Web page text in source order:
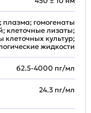
плазма; гомогенаты
клеточные лизаты;
клеточных культур;
жидкости
62.5-4000 пг/мл
24.3 пг/мл